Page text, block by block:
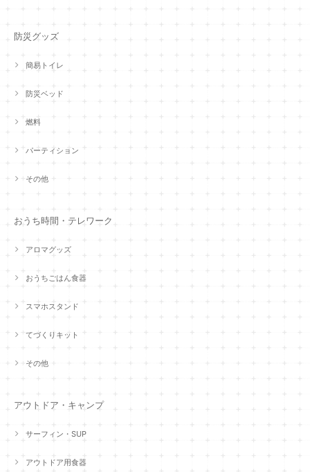
防災グッズ
簡易トイレ
防災ベッド
燃料
パーティション
その他
おうち時間・テレワーク
アロマグッズ
おうちごはん食器
スマホスタンド
てづくりキット
その他
アウトドア・キャンプ
サーフィン・SUP
アウトドア用食器